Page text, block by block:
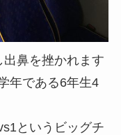
鼻を挫かれます
年である6年生4
というビッグチ